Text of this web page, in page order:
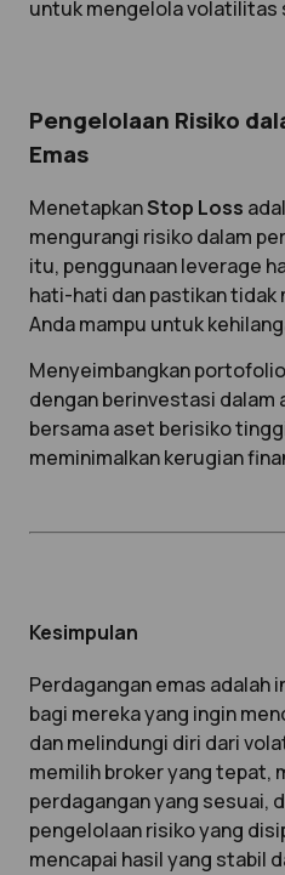
untuk mengelola volatilitas
Pengelolaan Risiko
Emas
MenetapkanStop Loss
mengurangi risiko dalam
itu, penggunaan leverage
hati-hati dan pastikan tidak
Anda mampu untuk
Menyeimbangkan
dengan berinvestasi dalam
bersama aset berisiko
meminimalkan kerugian
Kesimpulan
Perdagangan emas adalah
bagi mereka yang ingin
dan melindungi diri dari
memilih broker yang tepat,
perdagangan yang sesuai,
pengelolaan risiko yang
mencapai hasil yang stabil